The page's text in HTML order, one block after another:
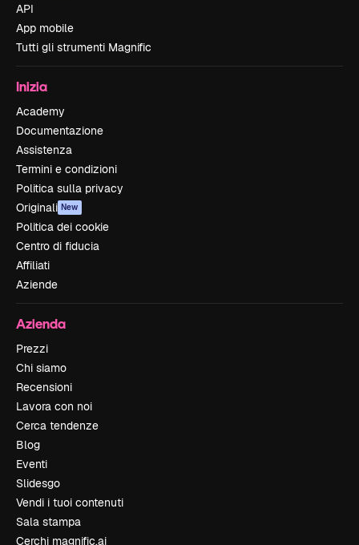
API
App mobile
Tutti gli strumenti Magnific
Inizia
Academy
Documentazione
Assistenza
Termini e condizioni
Politica sulla privacy
Originali New
Politica dei cookie
Centro di fiducia
Affiliati
Aziende
Azienda
Prezzi
Chi siamo
Recensioni
Lavora con noi
Cerca tendenze
Blog
Eventi
Slidesgo
Vendi i tuoi contenuti
Sala stampa
Cerchi magnific.ai